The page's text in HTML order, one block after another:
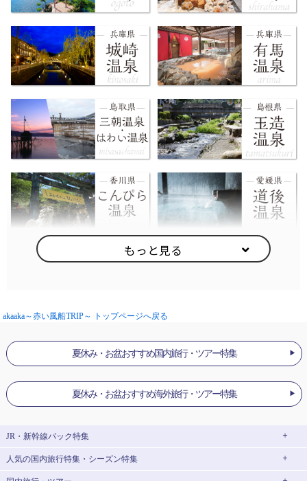
akaaka～赤い風船TRIP～ トップページへ戻る
夏休み・お盆おすすめ国内旅行・ツアー特集
夏休み・お盆おすすめ海外旅行・ツアー特集
JR・新幹線パック特集
JR・新幹線＋ホテルパック
人気の国内旅行特集・シーズン特集